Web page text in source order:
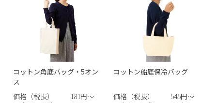
コットン角底バッグ・5オン
ス
価格（税抜）
181円～
コットン船底保冷バッグ
価格（税抜）
545円～